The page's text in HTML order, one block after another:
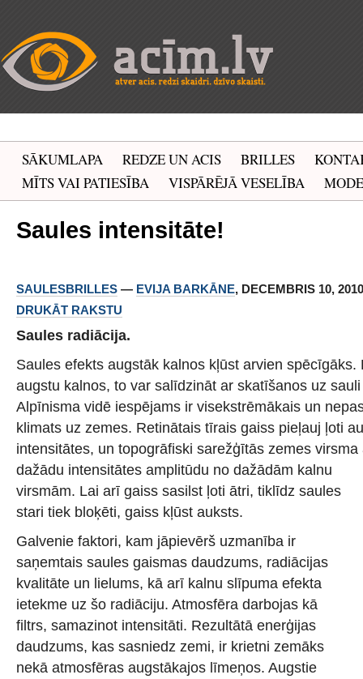
SĀKUMLAPA REDZE UN ACIS BRILLES
MĪTS VAI PATIESĪBA
VISPĀRĒJĀ VESELĪBA MODE
Saules intensitāte!
SAULESBRILLES — EVIJA BARKĀNE, DECEMBRIS 10,
DRUKĀT RAKSTU
Saules radiācija.
Saules efekts augstāk kalnos kļūst arvien spēcīgāks.
augstu kalnos, to var salīdzināt ar skatīšanos uz
Alpīnisma vidē iespējams ir visekstrēmākais un
klimats uz zemes. Retinātais tīrais gaiss pieļauj ļoti
intensitātes, un topogrāfiski sarežģītās zemes
dažādu intensitātes amplitūdu no dažādām kalnu
virsmām. Lai arī gaiss sasilst ļoti ātri, tiklīdz saules
stari tiek bloķēti, gaiss kļūst auksts.
Galvenie faktori, kam jāpievērš uzmanība ir
saņemtais saules gaismas daudzums, radiācijas
kvalitāte un lielums, kā arī kalnu slīpuma efekta
ietekme uz šo radiāciju. Atmosfēra darbojas kā
filtrs, samazinot intensitāti. Rezultātā enerģijas
daudzums, kas sasniedz zemi, ir krietni zemāks
nekā atmosfēras augstākajos līmeņos. Augstie